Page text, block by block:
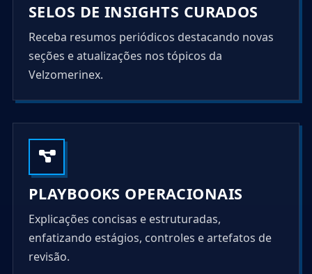
SELOS DE INSIGHTS CURADOS
Receba resumos periódicos destacando novas
seções e atualizações nos tópicos da
Velzomerinex.
PLAYBOOKS OPERACIONAIS
Explicações concisas e estruturadas,
enfatizando estágios, controles e artefatos de
revisão.